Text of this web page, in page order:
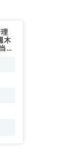
木
直